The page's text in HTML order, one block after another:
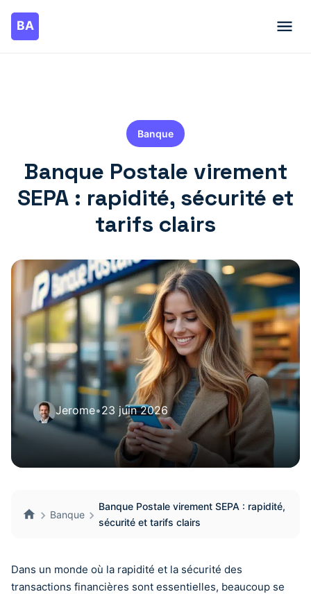
Banque
Banque Postale virement
SEPA : rapidité, sécurité et
tarifs clairs
Jerome•23 juin 2026
Banque
Banque Postale virement SEPA : rapidité,
sécurité et tarifs clairs
Dans un monde où la rapidité et la sécurité des
transactions financières sont essentielles, beaucoup se